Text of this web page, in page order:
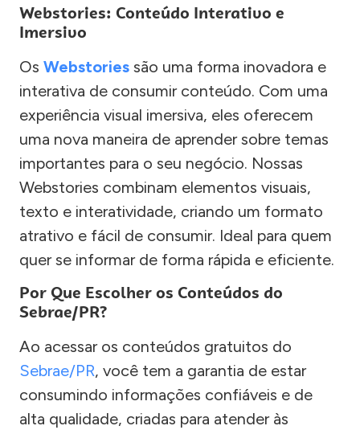
Webstories: Conteúdo Interativo e
Imersivo
Os Webstories são uma forma inovadora e
interativa de consumir conteúdo. Com uma
experiência visual imersiva, eles oferecem
uma nova maneira de aprender sobre temas
importantes para o seu negócio. Nossas
Webstories combinam elementos visuais,
texto e interatividade, criando um formato
atrativo e fácil de consumir. Ideal para quem
quer se informar de forma rápida e eficiente.
Por Que Escolher os Conteúdos do
Sebrae/PR?
Ao acessar os conteúdos gratuitos do
Sebrae/PR, você tem a garantia de estar
consumindo informações confiáveis e de
alta qualidade, criadas para atender às